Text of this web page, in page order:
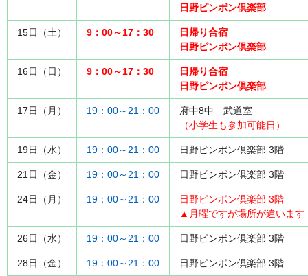
日野ピンポン倶楽部
15日（土） 9：00～17：30
日帰り合宿
日野ピンポン倶楽部
16日（日） 9：00～17：30
日帰り合宿
日野ピンポン倶楽部
17日（月） 19：00～21：00
府中8中 武道室
（小学生も参加可能日）
19日（水） 19：00～21：00 日野ピンポン倶楽部 3階
21日（金） 19：00～21：00 日野ピンポン倶楽部 3階
24日（月） 19：00～21：00
日野ピンポン倶楽部 3階
▲月曜ですが場所が違います
26日（水） 19：00～21：00 日野ピンポン倶楽部 3階
28日（金） 19：00～21：00 日野ピンポン倶楽部 3階